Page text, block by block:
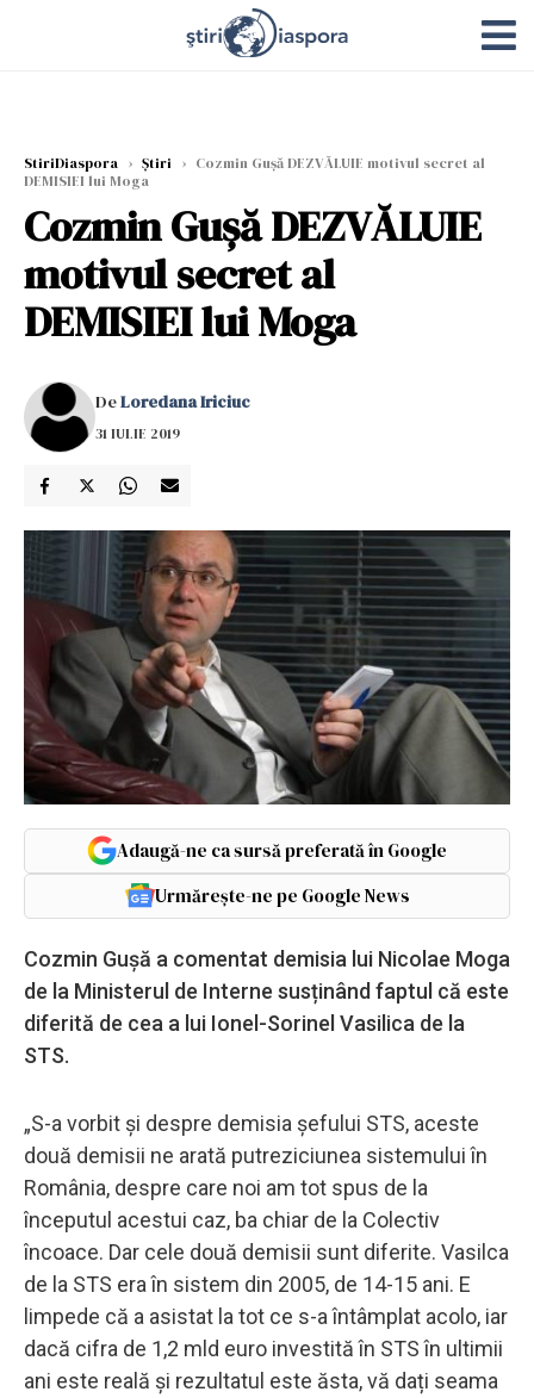
StiriDiaspora › Știri › Cozmin Gușă DEZVĂLUIE motivul secret al
DEMISIEI lui Moga
Cozmin Gușă DEZVĂLUIE
motivul secret al
DEMISIEI lui Moga
DeLoredana Iriciuc
31 IULIE 2019
Adaugă-ne ca sursă preferată în Google
Urmărește-ne pe Google News
Cozmin Gușă a comentat demisia lui Nicolae Moga
de la Ministerul de Interne susținând faptul că este
diferită de cea a lui Ionel-Sorinel Vasilica de la
STS.
„S-a vorbit și despre demisia șefului STS, aceste
două demisii ne arată putreziciunea sistemului în
România, despre care noi am tot spus de la
începutul acestui caz, ba chiar de la Colectiv
încoace. Dar cele două demisii sunt diferite. Vasilca
de la STS era în sistem din 2005, de 14-15 ani. E
limpede că a asistat la tot ce s-a întâmplat acolo, iar
dacă cifra de 1,2 mld euro investită în STS în ultimii
ani este reală și rezultatul este ăsta, vă dați seama